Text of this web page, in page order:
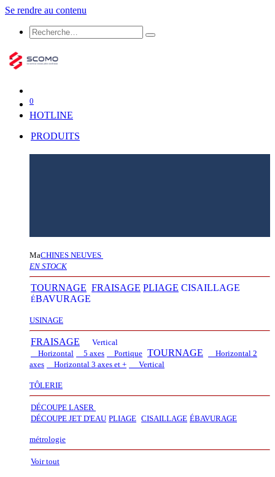
Se rendre au contenu
0
HOTLINE
PRODUITS
MaCHINES NEUVES
EN STOCK
TOURNAGE FRAISAGE PLIAGE CISAILLAGE
ÉBAVURAGE
USINAGE
FRAISAGE
Vertical
Horizontal
5 axes Portique TOURNAGE
Horizontal 2
axes
Horizontal 3 axes et + Vertical​
TÔLERIE
DÉCOUPE LASER
DÉCOUPE JET D'EAU PLIAGE CISAILLAGE ÉBAVURAGE
métrologie
Voir tout